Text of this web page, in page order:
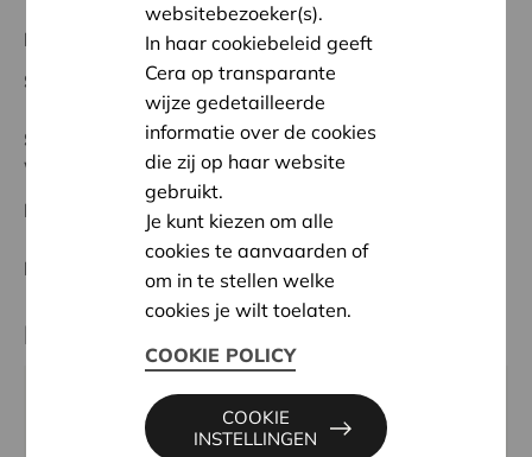
Regionaal Project
Startdatum:
03/06/2026
Status:
In behandeling
Waregem
Datum:
03/06/2026
Beslissing: Goedgekeurd
Partner
GEMENGD ZANGKOOR "cielo", Poekelaan 26, 8791
websitebezoeker(s).
In haar cookiebeleid geeft
Cera op transparante
wijze gedetailleerde
informatie over de cookies
die zij op haar website
gebruikt.
Je kunt kiezen om alle
cookies te aanvaarden of
om in te stellen welke
cookies je wilt toelaten.
COOKIE POLICY
COOKIE
INSTELLINGEN